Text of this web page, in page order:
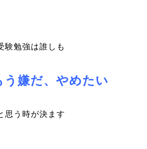
験勉強は誰しも
う嫌だ、やめたい
思う時が決ます